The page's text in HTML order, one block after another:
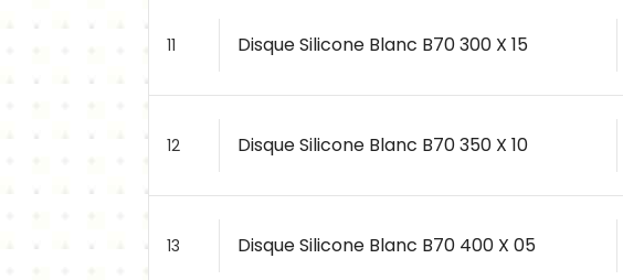
11 Disque Silicone Blanc B70 300 X 15
12 Disque Silicone Blanc B70 350 X 10
13 Disque Silicone Blanc B70 400 X 05